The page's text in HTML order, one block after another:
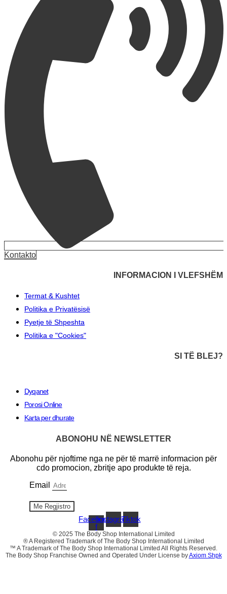
Kontakto
INFORMACION I VLEFSHËM
Termat & Kushtet
Politika e Privatësisë
Pyetje të Shpeshta
Politika e "Cookies"
SI TË BLEJ?
Dyqanet
Porosi Online
Karta per dhurate
ABONOHU NË NEWSLETTER
Abonohu për njoftime nga ne për të marrë informacion për
cdo promocion, zbritje apo produkte të reja.
Email
Me Regjistro
Facebook-
f
InstagramTiktok
© 2025 The Body Shop International Limited
® A Registered Trademark of The Body Shop International Limited
™ A Trademark of The Body Shop International Limited All Rights Reserved.
The Body Shop Franchise Owned and Operated Under License byAxiom Shpk